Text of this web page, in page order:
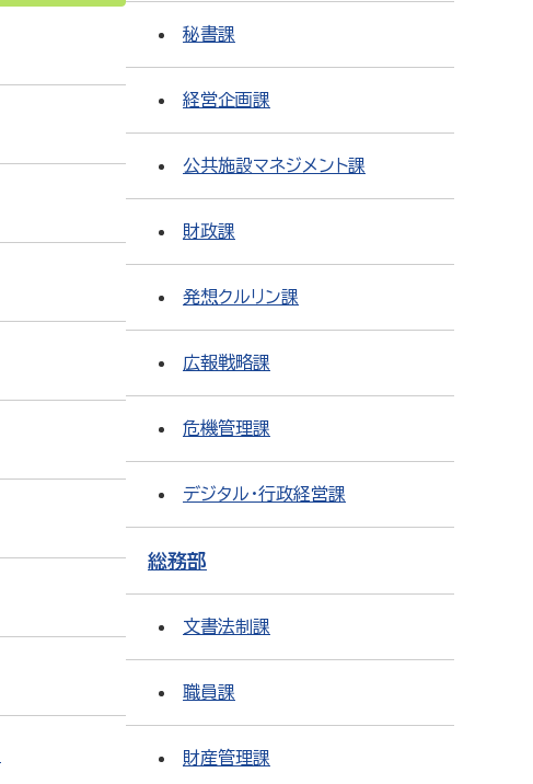
秘書課
経営企画課
公共施設マネジメント課
財政課
発想クルリン課
広報戦略課
危機管理課
デジタル・行政経営課
総務部
文書法制課
職員課
財産管理課